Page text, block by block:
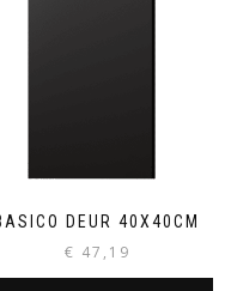
DEUR 40X40CM
€ 47,19